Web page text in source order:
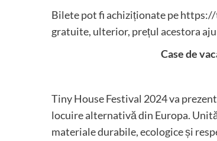
Bilete pot fi achiziționate pe
gratuite, ulterior, prețul acestora
Case de
Tiny House Festival 2024 va
locuire alternativă din Europa.
materiale durabile, ecologice și